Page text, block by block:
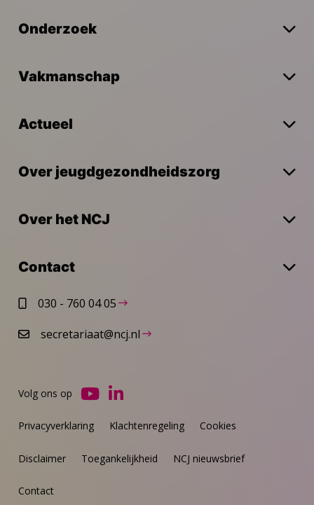
Onderzoek
Vakmanschap
Actueel
Over jeugdgezondheidszorg
Over het NCJ
Contact
030 - 760 04 05
secretariaat@ncj.nl
Privacyverklaring Klachtenregeling Cookies
Disclaimer Toegankelijkheid NCJ nieuwsbrief
Contact
Volg ons op
Ga
YouTube
Ga